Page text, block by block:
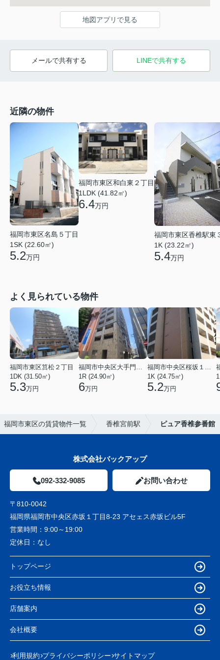
地図アプリで見る
メールで共有する LINEで共有する
近隣の物件
福岡市東区名島５丁目
1SK (22.60㎡)
5.2万円
福岡市東区和白東２丁目
1LDK (41.82㎡)
6.4万円
福岡市東区香椎駅東
1K (23.22㎡)
5.4万円
よく見られている物件
福岡市東区筥松２丁目
1DK (31.50㎡)
5.3万円
1R (24.90㎡)
6万円
1K (24.75㎡)
5.2万円
福岡市東区の賃貸物件一覧 香椎宮前駅 ピュア香椎参番館
株式会社バックアップ
092-332-9085 お問い合わせ
〒810-0042
福岡県福岡市中央区赤坂１丁目8-23 アセェス赤坂ビル5F
営業時間： 9:00～19:00
定休日： なし
トップページ
お役立ち情報
店舗案内
会社概要
利用規約 プライバシーポリシー サイトマップ